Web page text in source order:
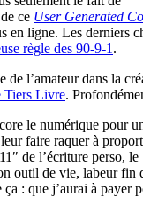
ce User Generated
en ligne. Les
règle des 90-9-1 .
l’amateur dans la
Tiers Livre.
le numérique pour
faire raquer à
de l’écriture perso,
outil de vie, labeur fin
: que j’aurai à payer